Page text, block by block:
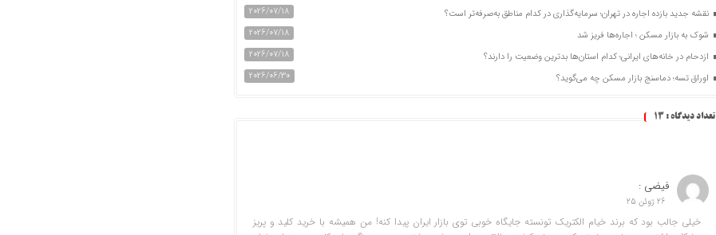
نقشه جدید بازده اجاره در تهران؛ سرمایه‌گذاری در کدام مناطق به‌صرفه‌تر است؟
2026/07/18
شوک به بازار مسکن ؛ اجاره‌ها فریز شد
2026/07/18
ازدحام در خانه‌های ایرانی؛ کدام استان‌ها بدترین وضعیت را دارند؟
2026/07/18
اوراق تسه؛ دماسنج بازار مسکن چه می‌گوید؟
2026/06/30
تعداد دیدگاه : 13
فیضی :
26 ژوئن 25
خیلی جالب بود که برند خیام الکتریک تونسته جایگاه خوبی توی بازار ایران پیدا کنه! من همیشه با خرید کلید و پریز